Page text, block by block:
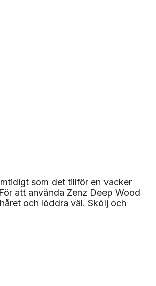
som det tillför en vacker
att använda Zenz Deep Wood
och löddra väl. Skölj och